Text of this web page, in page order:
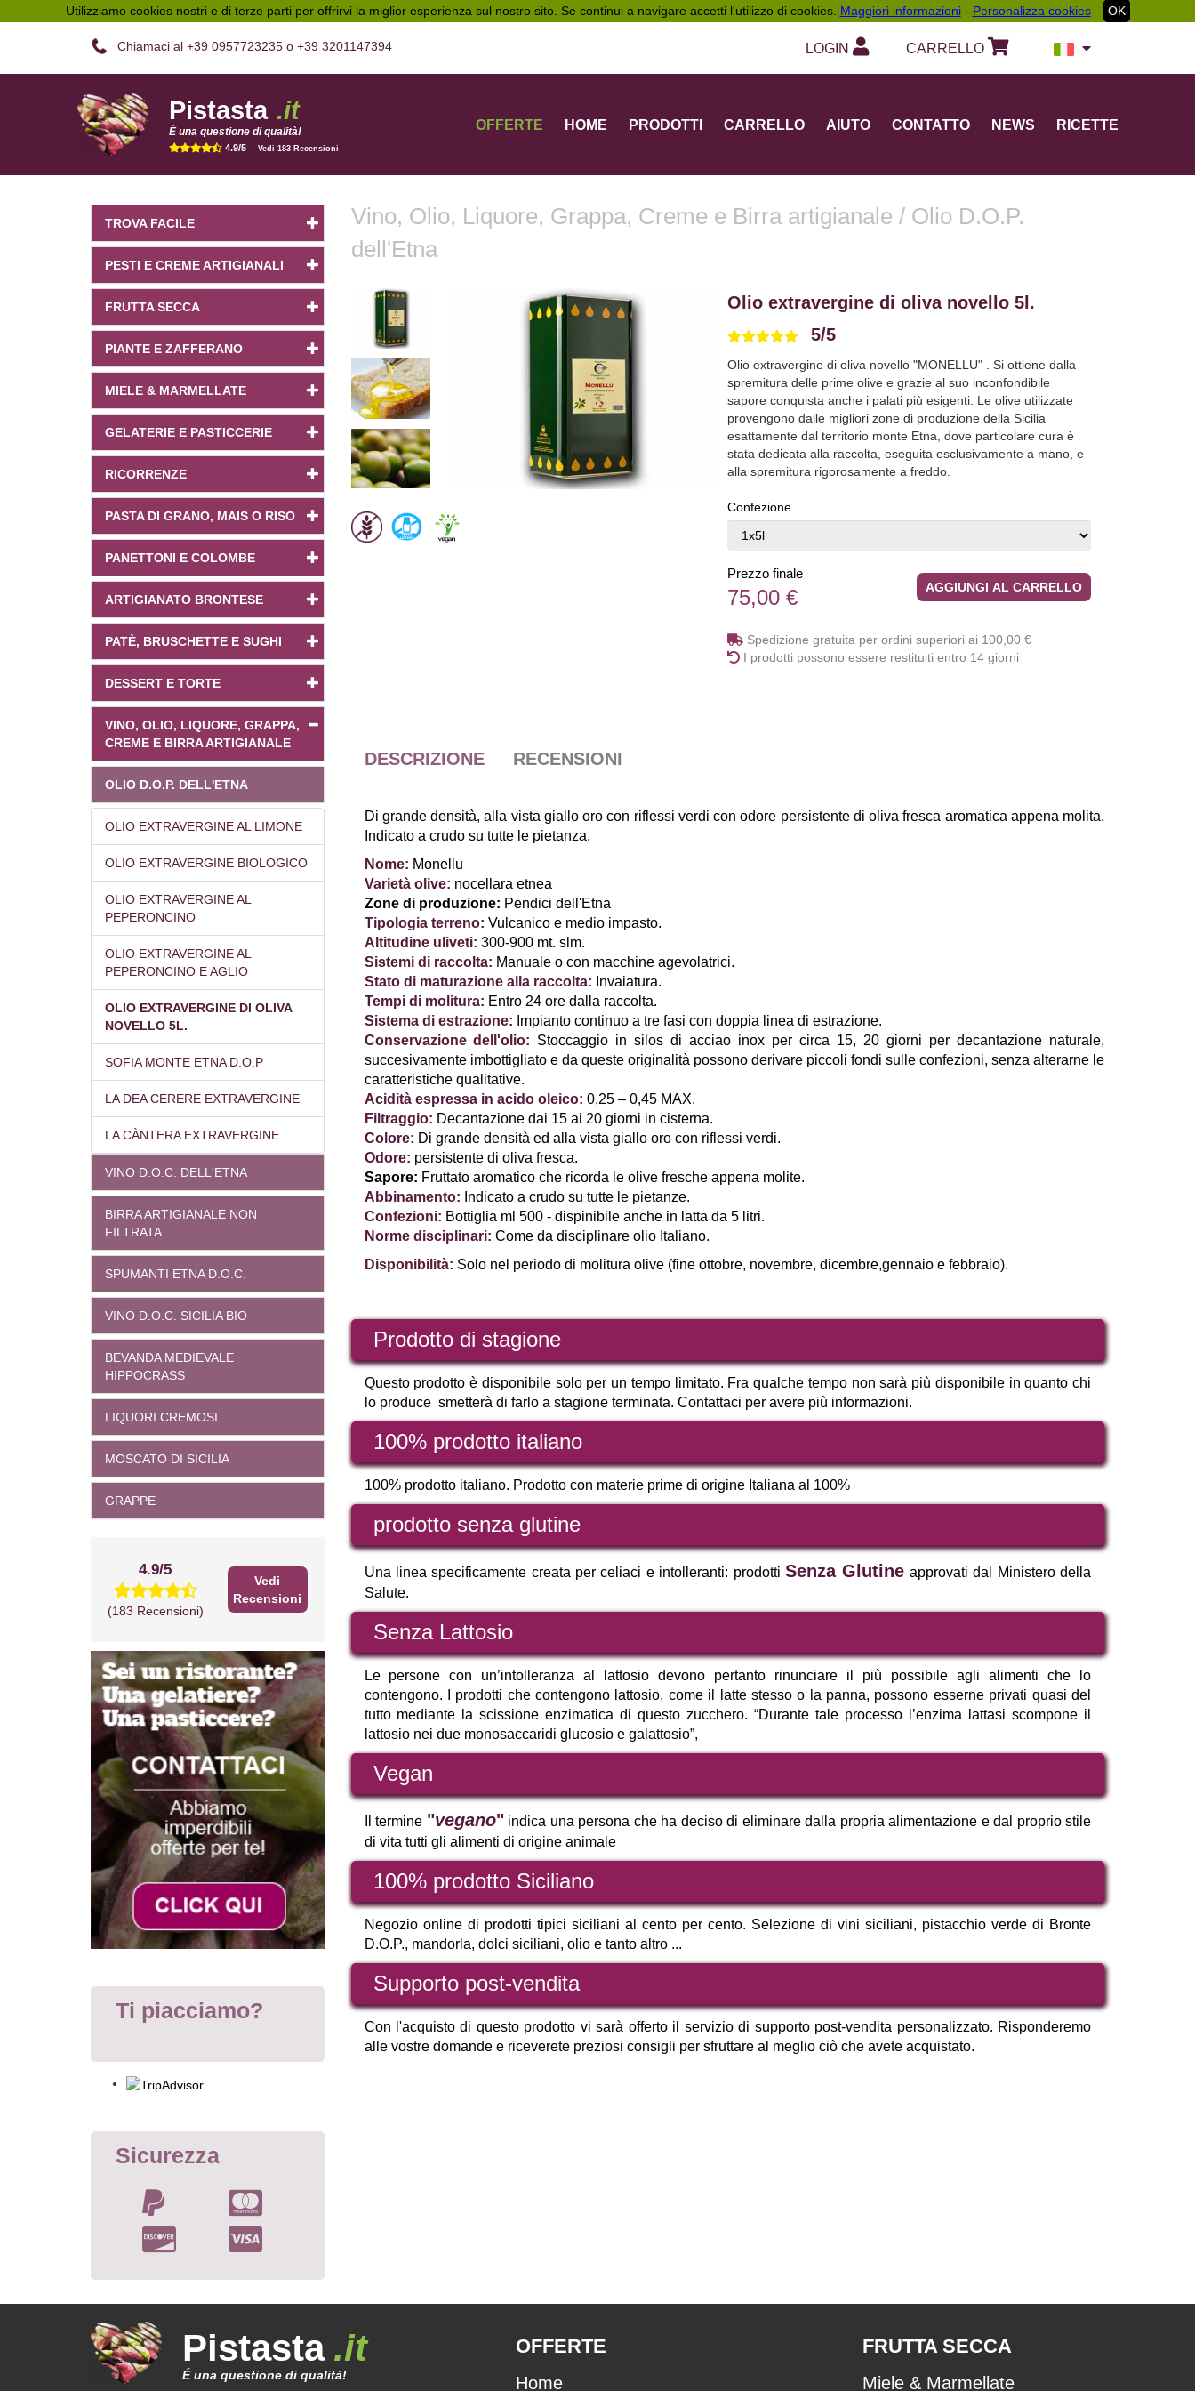
Utilizziamo cookies nostri e di terze parti per offrirvi la miglior esperienza sul nostro sito. Se continui a navigare accetti l'utilizzo di cookies. Maggiori informazioni- Personalizza cookies OK
Chiamaci al +39 0957723235 o +39 3201147394 LOGIN CARRELLO
Pistasta .it
É una questione di qualità!
4.9/5
Vedi 183 Recensioni
OFFERTE HOME PRODOTTI CARRELLO AIUTO CONTATTO NEWS RICETTE
TROVA FACILE
PESTI E CREME ARTIGIANALI
FRUTTA SECCA
PIANTE E ZAFFERANO
MIELE & MARMELLATE
GELATERIE E PASTICCERIE
RICORRENZE
PASTA DI GRANO, MAIS O RISO
PANETTONI E COLOMBE
ARTIGIANATO BRONTESE
PATÈ, BRUSCHETTE E SUGHI
DESSERT E TORTE
VINO, OLIO, LIQUORE, GRAPPA,
CREME E BIRRA ARTIGIANALE
OLIO D.O.P. DELL'ETNA
OLIO EXTRAVERGINE AL LIMONE
OLIO EXTRAVERGINE BIOLOGICO
OLIO EXTRAVERGINE AL
PEPERONCINO
OLIO EXTRAVERGINE AL
PEPERONCINO E AGLIO
OLIO EXTRAVERGINE DI OLIVA
NOVELLO 5L.
SOFIA MONTE ETNA D.O.P
LA DEA CERERE EXTRAVERGINE
LA CÀNTERA EXTRAVERGINE
VINO D.O.C. DELL'ETNA
BIRRA ARTIGIANALE NON
FILTRATA
SPUMANTI ETNA D.O.C.
VINO D.O.C. SICILIA BIO
BEVANDA MEDIEVALE
HIPPOCRASS
LIQUORI CREMOSI
MOSCATO DI SICILIA
GRAPPE
4.9/5
(183 Recensioni)
Vedi
Recensioni
Ti piacciamo?
Sicurezza
Vino, Olio, Liquore, Grappa, Creme e Birra artigianale / Olio D.O.P.
dell'Etna
Olio extravergine di oliva novello 5l.
5/5
Olio extravergine di oliva novello "MONELLU" . Si ottiene dalla
spremitura delle prime olive e grazie al suo inconfondibile
sapore conquista anche i palati più esigenti. Le olive utilizzate
provengono dalle migliori zone di produzione della Sicilia
esattamente dal territorio monte Etna, dove particolare cura è
stata dedicata alla raccolta, eseguita esclusivamente a mano, e
alla spremitura rigorosamente a freddo.
Confezione
Prezzo finale
75,00 € AGGIUNGI AL CARRELLO
Spedizione gratuita per ordini superiori ai 100,00 €
I prodotti possono essere restituiti entro 14 giorni
DESCRIZIONE RECENSIONI
Di grande densità, alla vista giallo oro con riflessi verdi con odore persistente di oliva fresca aromatica appena molita.
Indicato a crudo su tutte le pietanza.
Nome: Monellu
Varietà olive: nocellara etnea
Zone di produzione: Pendici dell'Etna
Tipologia terreno: Vulcanico e medio impasto.
Altitudine uliveti: 300-900 mt. slm.
Sistemi di raccolta: Manuale o con macchine agevolatrici.
Stato di maturazione alla raccolta: Invaiatura.
Tempi di molitura: Entro 24 ore dalla raccolta.
Sistema di estrazione: Impianto continuo a tre fasi con doppia linea di estrazione.
Conservazione dell'olio: Stoccaggio in silos di acciao inox per circa 15, 20 giorni per decantazione naturale,
succesivamente imbottigliato e da queste originalità possono derivare piccoli fondi sulle confezioni, senza alterarne le
caratteristiche qualitative.
Acidità espressa in acido oleico: 0,25 – 0,45 MAX.
Filtraggio: Decantazione dai 15 ai 20 giorni in cisterna.
Colore: Di grande densità ed alla vista giallo oro con riflessi verdi.
Odore: persistente di oliva fresca.
Sapore: Fruttato aromatico che ricorda le olive fresche appena molite.
Abbinamento: Indicato a crudo su tutte le pietanze.
Confezioni: Bottiglia ml 500 - dispinibile anche in latta da 5 litri.
Norme disciplinari: Come da disciplinare olio Italiano.
Disponibilità: Solo nel periodo di molitura olive (fine ottobre, novembre, dicembre,gennaio e febbraio).
Prodotto di stagione
Questo prodotto è disponibile solo per un tempo limitato. Fra qualche tempo non sarà più disponibile in quanto chi
lo produce smetterà di farlo a stagione terminata. Contattaci per avere più informazioni.
100% prodotto italiano
100% prodotto italiano. Prodotto con materie prime di origine Italiana al 100%
prodotto senza glutine
Una linea specificamente creata per celiaci e intolleranti: prodottiSenza Glutine approvati dal Ministero della
Salute.
Senza Lattosio
Le persone con un’intolleranza al lattosio devono pertanto rinunciare il più possibile agli alimenti che lo
contengono. I prodotti che contengono lattosio, come il latte stesso o la panna, possono esserne privati quasi del
tutto mediante la scissione enzimatica di questo zucchero. “Durante tale processo l’enzima lattasi scompone il
lattosio nei due monosaccaridi glucosio e galattosio”,
Vegan
Il termine "vegano" indica una persona che ha deciso di eliminare dalla propria alimentazione e dal proprio stile
di vita tutti gli alimenti di origine animale
100% prodotto Siciliano
Negozio online di prodotti tipici siciliani al cento per cento. Selezione di vini siciliani, pistacchio verde di Bronte
D.O.P., mandorla, dolci siciliani, olio e tanto altro ...
Supporto post-vendita
Con l'acquisto di questo prodotto vi sarà offerto il servizio di supporto post-vendita personalizzato. Risponderemo
alle vostre domande e riceverete preziosi consigli per sfruttare al meglio ciò che avete acquistato.
Pistasta .it
É una questione di qualità!
OFFERTE
Home
FRUTTA SECCA
Miele & Marmellate